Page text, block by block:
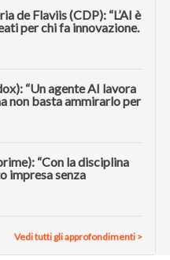
de Flaviis (CDP): “L’AI è
per chi fa innovazione.
“Un agente AI lavora
non basta ammirarlo per
“Con la disciplina
impresa senza
Vedi tutti gli approfondimenti >